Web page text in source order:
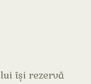
își rezervă